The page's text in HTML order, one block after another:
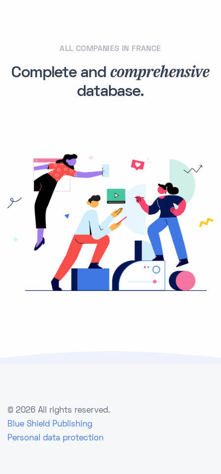
ALL COMPANIES IN FRANCE
Complete and comprehensive
database.
© 2026 All rights reserved.
Blue Shield Publishing
Personal data protection